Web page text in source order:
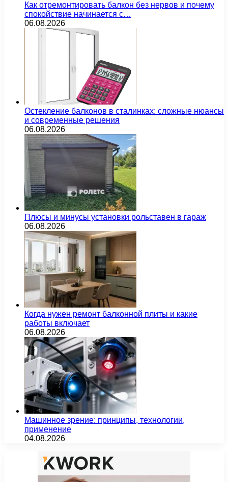
Как отремонтировать балкон без нервов и почему
спокойствие начинается с…
06.08.2026
Остекление балконов в сталинках: сложные нюансы
и современные решения
06.08.2026
Плюсы и минусы установки рольставен в гараж
06.08.2026
Когда нужен ремонт балконной плиты и какие
работы включает
06.08.2026
Машинное зрение: принципы, технологии,
применение
04.08.2026